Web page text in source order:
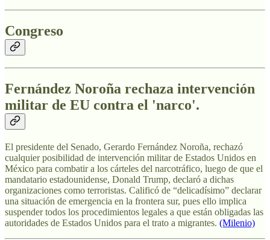
Congreso
Fernández Noroña rechaza intervención
militar de EU contra el 'narco'.
El presidente del Senado, Gerardo Fernández Noroña, rechazó
cualquier posibilidad de intervención militar de Estados Unidos en
México para combatir a los cárteles del narcotráfico, luego de que el
mandatario estadounidense, Donald Trump, declaró a dichas
organizaciones como terroristas. Calificó de “delicadísimo” declarar
una situación de emergencia en la frontera sur, pues ello implica
suspender todos los procedimientos legales a que están obligadas las
autoridades de Estados Unidos para el trato a migrantes. (Milenio)